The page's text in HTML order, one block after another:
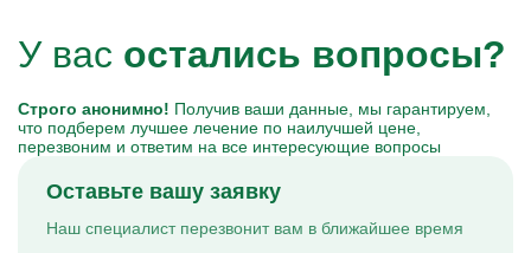
У вас остались вопросы?
Строго анонимно! Получив ваши данные, мы гарантируем,
что подберем лучшее лечение по наилучшей цене,
перезвоним и ответим на все интересующие вопросы
Оставьте вашу заявку
Наш специалист перезвонит вам в ближайшее время